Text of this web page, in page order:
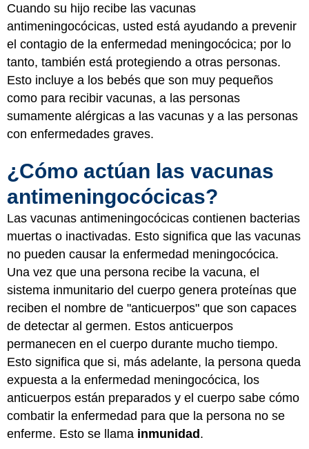
Cuando su hijo recibe las vacunas
antimeningocócicas, usted está ayudando a prevenir
el contagio de la enfermedad meningocócica; por lo
tanto, también está protegiendo a otras personas.
Esto incluye a los bebés que son muy pequeños
como para recibir vacunas, a las personas
sumamente alérgicas a las vacunas y a las personas
con enfermedades graves.
¿Cómo actúan las vacunas
antimeningocócicas?
Las vacunas antimeningocócicas contienen bacterias
muertas o inactivadas. Esto significa que las vacunas
no pueden causar la enfermedad meningocócica.
Una vez que una persona recibe la vacuna, el
sistema inmunitario del cuerpo genera proteínas que
reciben el nombre de "anticuerpos" que son capaces
de detectar al germen. Estos anticuerpos
permanecen en el cuerpo durante mucho tiempo.
Esto significa que si, más adelante, la persona queda
expuesta a la enfermedad meningocócica, los
anticuerpos están preparados y el cuerpo sabe cómo
combatir la enfermedad para que la persona no se
enferme. Esto se llama inmunidad .